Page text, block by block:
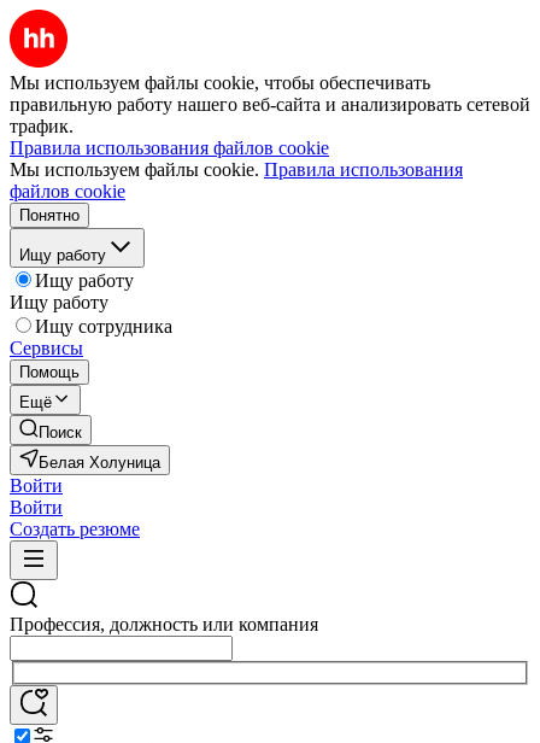
Мы используем файлы cookie, чтобы обеспечивать
правильную работу нашего веб-сайта и анализировать сетевой
трафик.
Правила использования файлов cookie
Мы используем файлы cookie. Правила использования
файлов cookie
Понятно
Ищу работу
Ищу работу
Ищу работу
Ищу сотрудника
Сервисы
Помощь
Ещё
Поиск
Белая Холуница
Войти
Войти
Создать резюме
Профессия, должность или компания